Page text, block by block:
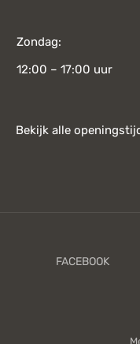
Zondag:
12:00 – 17:00 uur
Bekijk alle